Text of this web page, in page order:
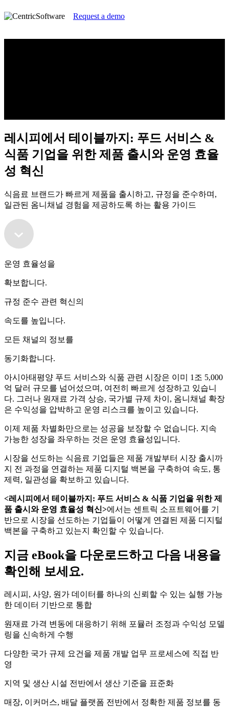
Request a demo
레시피에서 테이블까지: 푸드 서비스 &
식품 기업을 위한 제품 출시와 운영 효율
성 혁신
식음료 브랜드가 빠르게 제품을 출시하고, 규정을 준수하며,
일관된 옴니채널 경험을 제공하도록 하는 활용 가이드
운영 효율성을
확보합니다.
규정 준수 관련 혁신의
속도를 높입니다.
모든 채널의 정보를
동기화합니다.
아시아태평양 푸드 서비스와 식품 관련 시장은 이미 1조 5,000
억 달러 규모를 넘어섰으며, 여전히 빠르게 성장하고 있습니
다. 그러나 원재료 가격 상승, 국가별 규제 차이, 옴니채널 확장
은 수익성을 압박하고 운영 리스크를 높이고 있습니다.
이제 제품 차별화만으로는 성공을 보장할 수 없습니다. 지속
가능한 성장을 좌우하는 것은 운영 효율성입니다.
시장을 선도하는 식음료 기업들은 제품 개발부터 시장 출시까
지 전 과정을 연결하는 제품 디지털 백본을 구축하여 속도, 통
제력, 일관성을 확보하고 있습니다.
<레시피에서 테이블까지 : 푸드 서비스 & 식품 기업을 위한 제
품 출시와 운영 효율성 혁신>에서는 센트릭 소프트웨어를 기
반으로 시장을 선도하는 기업들이 어떻게 연결된 제품 디지털
백본을 구축하고 있는지 확인할 수 있습니다.
지금 eBook을 다운로드하고 다음 내용을
확인해 보세요.
레시피, 사양, 원가 데이터를 하나의 신뢰할 수 있는 실행 가능
한 데이터 기반으로 통합
원재료 가격 변동에 대응하기 위해 포뮬러 조정과 수익성 모델
링을 신속하게 수행
다양한 국가 규제 요건을 제품 개발 업무 프로세스에 직접 반
영
지역 및 생산 시설 전반에서 생산 기준을 표준화
매장, 이커머스, 배달 플랫폼 전반에서 정확한 제품 정보를 동